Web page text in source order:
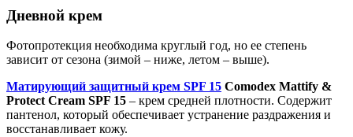
Дневной крем
Фотопротекция необходима круглый год, но ее степень
зависит от сезона (зимой – ниже, летом – выше).
Матирующий защитный крем SPF 15 Comodex Mattify &
Protect Cream SPF 15 – крем средней плотности. Содержит
пантенол, который обеспечивает устранение раздражения и
восстанавливает кожу.